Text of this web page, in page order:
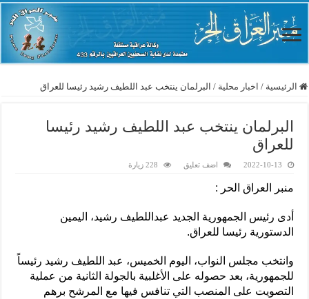
الرئيسية / اخبار محلية / البرلمان ينتخب عبد اللطيف رشيد رئيسا للعراق
البرلمان ينتخب عبد اللطيف رشيد رئيسا
للعراق
2022-10-13 اضف تعليق 228 زيارة
منبر العراق الحر :
أدى رئيس الجمهورية الجديد عبداللطيف رشيد، اليمين
الدستورية رئيسا للعراق.
وانتخب مجلس النواب، اليوم الخميس، عبد اللطيف رشيد رئيساً
للجمهورية، بعد حصوله على الأغلبية بالجولة الثانية من عملية
التصويت على المنصب التي تنافس فيها مع المرشح برهم